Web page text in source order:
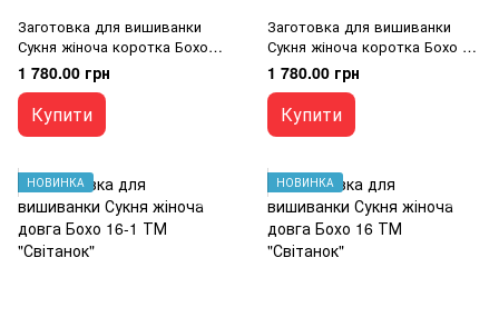
Заготовка для вишиванки
Сукня жіноча коротка Бохо
293 ТМ "Світанок"
1 780.00 грн
Купити
Заготовка для вишиванки
Сукня жіноча коротка Бохо 1
ТМ "Світанок"
1 780.00 грн
Купити
НОВИНКА НОВИНКА